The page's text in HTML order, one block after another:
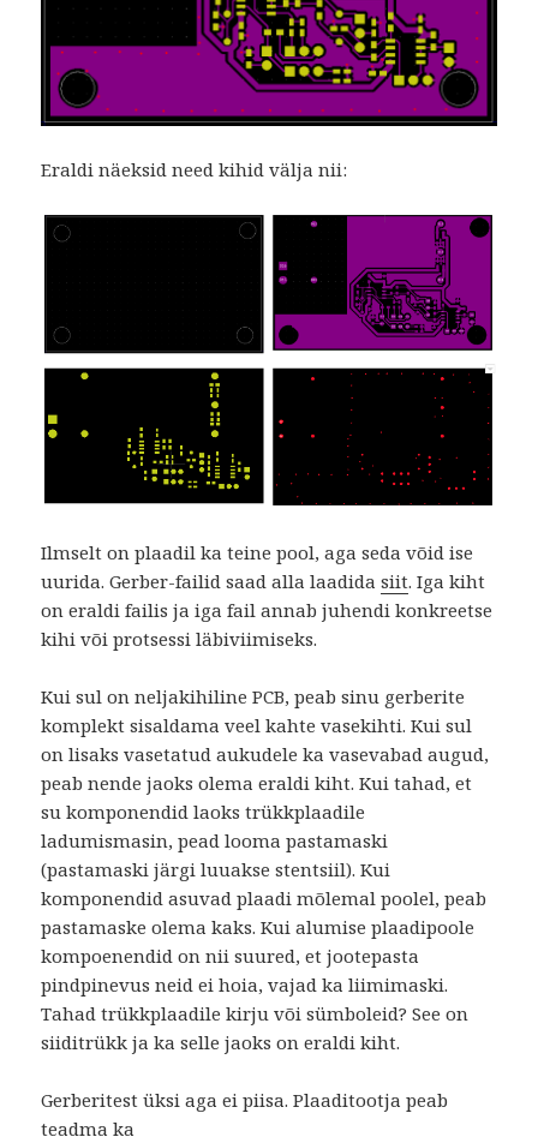
Eraldi näeksid need kihid välja nii:
Ilmselt on plaadil ka teine pool, aga seda võid ise
uurida. Gerber-failid saad alla laadidasiit. Iga kiht
on eraldi failis ja iga fail annab juhendi konkreetse
kihi või protsessi läbiviimiseks.
Kui sul on neljakihiline PCB, peab sinu gerberite
komplekt sisaldama veel kahte vasekihti. Kui sul
on lisaks vasetatud aukudele ka vasevabad augud,
peab nende jaoks olema eraldi kiht. Kui tahad, et
su komponendid laoks trükkplaadile
ladumismasin, pead looma pastamaski
(pastamaski järgi luuakse stentsiil). Kui
komponendid asuvad plaadi mõlemal poolel, peab
pastamaske olema kaks. Kui alumise plaadipoole
kompoenendid on nii suured, et jootepasta
pindpinevus neid ei hoia, vajad ka liimimaski.
Tahad trükkplaadile kirju või sümboleid? See on
siiditrükk ja ka selle jaoks on eraldi kiht.
Gerberitest üksi aga ei piisa. Plaaditootja peab
teadma ka